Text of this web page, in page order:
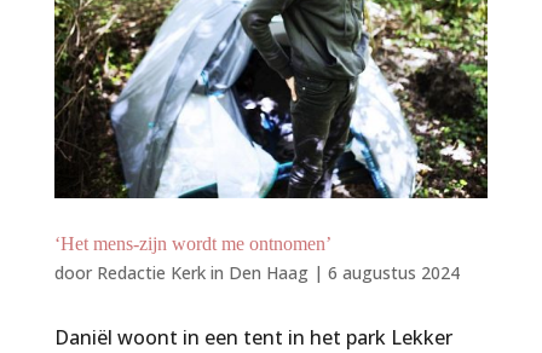
‘Het mens-zijn wordt me ontnomen’
door Redactie Kerk in Den Haag| 6 augustus 2024
Daniël woont in een tent in het park Lekker